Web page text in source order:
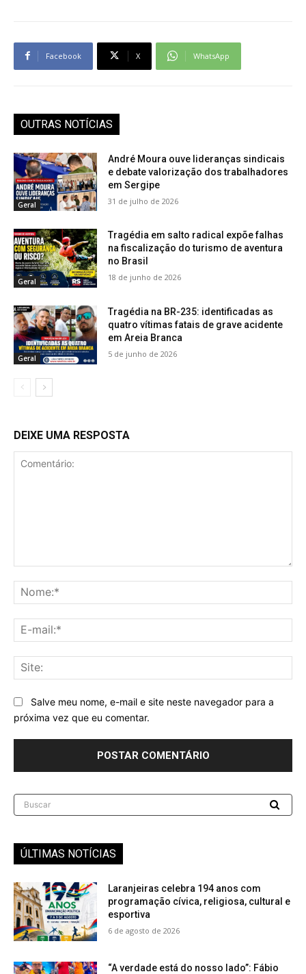
Facebook X WhatsApp
OUTRAS NOTÍCIAS
Geral
André Moura ouve lideranças sindicais
e debate valorização dos trabalhadores
em Sergipe
31 de julho de 2026
Geral
Tragédia em salto radical expõe falhas
na fiscalização do turismo de aventura
no Brasil
18 de junho de 2026
Geral
Tragédia na BR-235: identificadas as
quatro vítimas fatais de grave acidente
em Areia Branca
5 de junho de 2026
DEIXE UMA RESPOSTA
Salve meu nome, e-mail e site neste navegador para a
próxima vez que eu comentar.
Buscar
ÚLTIMAS NOTÍCIAS
Laranjeiras celebra 194 anos com
programação cívica, religiosa, cultural e
esportiva
6 de agosto de 2026
“A verdade está do nosso lado”: Fábio